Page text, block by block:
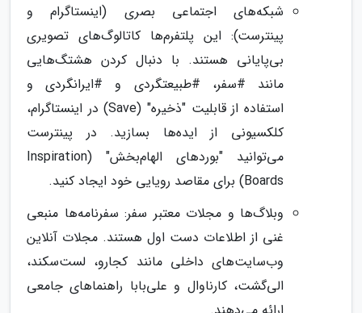
شبکه‌های اجتماعی بصری (اینستاگرام و
پینترست): این پلتفرم‌ها کاتالوگ‌های تصویری
بی‌پایانی هستند. با دنبال کردن هشتگ‌هایی
مانند #سفر، #طبیعتگردی و #ایرانگردی و
استفاده از قابلیت "ذخیره" (Save) در اینستاگرام،
کلکسیونی از ایده‌ها بسازید. در پینترست
می‌توانید "بوردهای الهام‌بخش" (Inspiration
Boards) برای مقاصد رویایی خود ایجاد کنید.
وبلاگ‌ها و مجلات معتبر سفر: سفرنامه‌ها منبعی
غنی از اطلاعات دست اول هستند. مجلات آنلاین
وب‌سایت‌های داخلی مانند کجارو، لست‌سکند،
الی‌گشت، کارناوال و علی‌بابا راهنماهای جامعی